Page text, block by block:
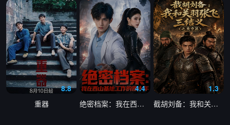
8.8
重器
4.4
绝密档案：我在西山基地工作的那十年
1.3
截胡刘备：我和关羽张飞三结义之黄巾篇